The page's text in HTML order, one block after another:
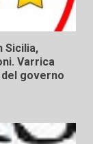
Sicilia,
Varrica
governo